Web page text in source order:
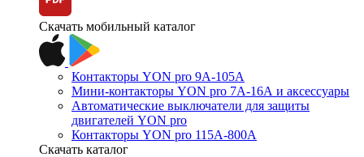
Скачать мобильный каталог
Контакторы YON pro 9А-105А
Мини-контакторы YON pro 7А-16А и аксессуары
Автоматические выключатели для защиты
двигателей YON pro
Контакторы YON pro 115А-800А
Скачать каталог